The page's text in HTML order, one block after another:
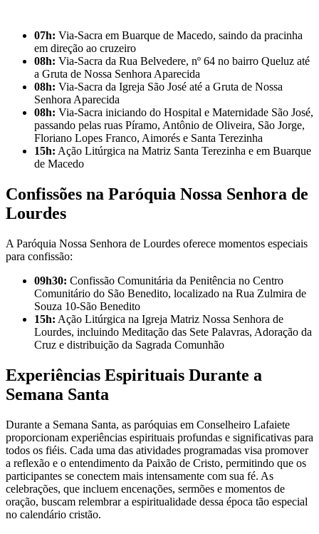
07h: Via-Sacra em Buarque de Macedo, saindo da pracinha
em direção ao cruzeiro
08h: Via-Sacra da Rua Belvedere, nº 64 no bairro Queluz até
a Gruta de Nossa Senhora Aparecida
08h: Via-Sacra da Igreja São José até a Gruta de Nossa
Senhora Aparecida
08h: Via-Sacra iniciando do Hospital e Maternidade São José,
passando pelas ruas Píramo, Antônio de Oliveira, São Jorge,
Floriano Lopes Franco, Aimorés e Santa Terezinha
15h: Ação Litúrgica na Matriz Santa Terezinha e em Buarque
de Macedo
Confissões na Paróquia Nossa Senhora de
Lourdes
A Paróquia Nossa Senhora de Lourdes oferece momentos especiais
para confissão:
09h30: Confissão Comunitária da Penitência no Centro
Comunitário do São Benedito, localizado na Rua Zulmira de
Souza 10-São Benedito
15h: Ação Litúrgica na Igreja Matriz Nossa Senhora de
Lourdes, incluindo Meditação das Sete Palavras, Adoração da
Cruz e distribuição da Sagrada Comunhão
Experiências Espirituais Durante a
Semana Santa
Durante a Semana Santa, as paróquias em Conselheiro Lafaiete
proporcionam experiências espirituais profundas e significativas para
todos os fiéis. Cada uma das atividades programadas visa promover
a reflexão e o entendimento da Paixão de Cristo, permitindo que os
participantes se conectem mais intensamente com sua fé. As
celebrações, que incluem encenações, sermões e momentos de
oração, buscam relembrar a espiritualidade dessa época tão especial
no calendário cristão.